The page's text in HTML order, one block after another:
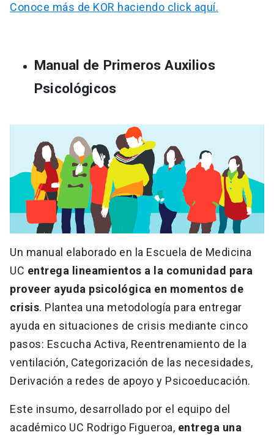
Conoce más de KOR haciendo click aquí.
Manual de Primeros Auxilios
Psicológicos
Un manual elaborado en la Escuela de Medicina
UC entrega lineamientos a la comunidad para
proveer ayuda psicológica en momentos de
crisis. Plantea una metodología para entregar
ayuda en situaciones de crisis mediante cinco
pasos: Escucha Activa, Reentrenamiento de la
ventilación, Categorización de las necesidades,
Derivación a redes de apoyo y Psicoeducación.
Este insumo, desarrollado por el equipo del
académico UC Rodrigo Figueroa, entrega una